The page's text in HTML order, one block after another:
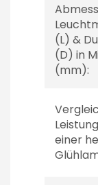
(L) &
(D) in
(mm):
einer